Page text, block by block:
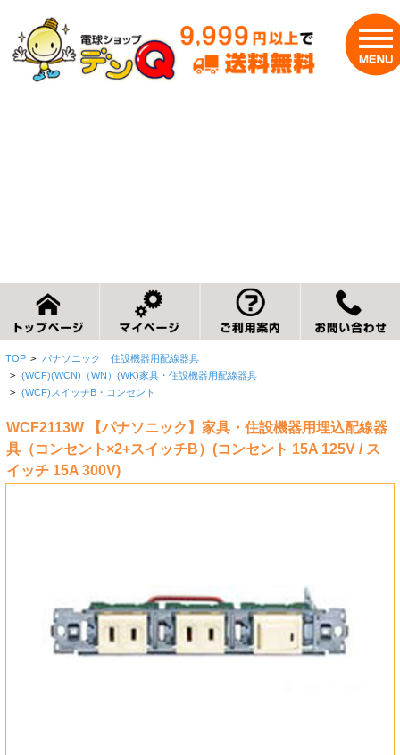
TOP > パナソニック 住設機器用配線器具
> (WCF)(WCN)（WN）(WK)家具・住設機器用配線器具
> (WCF)スイッチB・コンセント
WCF2113W 【パナソニック】家具・住設機器用埋込配線器
具（コンセント×2+スイッチB）(コンセント 15A 125V / ス
イッチ 15A 300V)